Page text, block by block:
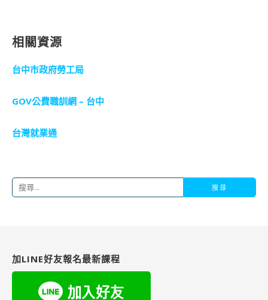
相關資源
台中市政府勞工局
GOV公費職訓網 – 台中
台灣就業通
搜
字:
加LINE好友報名最新課程